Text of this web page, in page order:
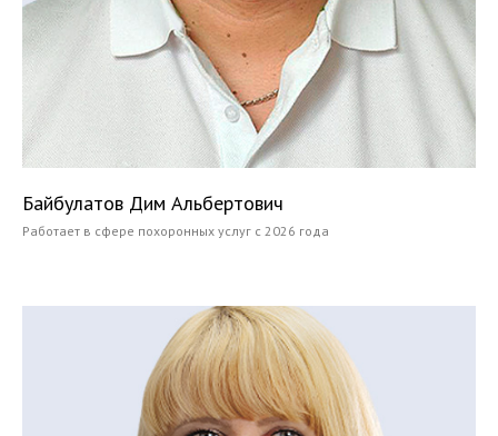
Байбулатов Дим Альбертович
Работает в сфере похоронных услуг с 2026 года